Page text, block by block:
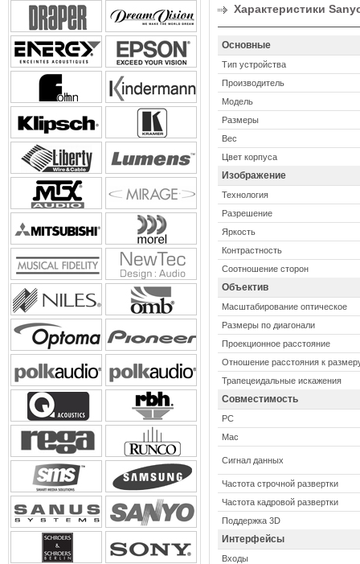
Характеристики
Основные
Тип устройства
Производитель
Модель
Размеры
Вес
Цвет корпуса
Изображение
Технология
Разрешение
Яркость
Контрастность
Соотношение сторон
Объектив
Масштабирование оптическое
Размеры по диагонали
Проекционное расстояние
Отношение расстояния к
Трапецеидальные искажения
Совместимость
PC
Mac
Сигнал данных
Частота строчной развертки
Частота кадровой развертки
Поддержка 3D
Интерфейсы
Входы